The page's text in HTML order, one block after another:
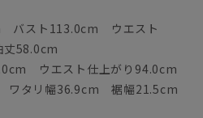
バスト113.0cm ウエスト
58.0cm
ウエスト仕上がり94.0cm
タリ幅36.9cm 裾幅21.5cm